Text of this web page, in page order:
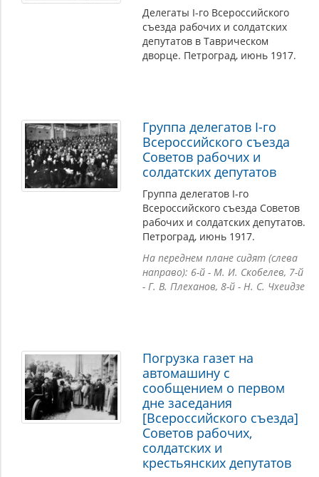
Делегаты I-го Всероссийского
съезда рабочих и солдатских
депутатов в Таврическом
дворце. Петроград, июнь 1917.
Группа делегатов I-го
Всероссийского съезда
Советов рабочих и
солдатских депутатов
Группа делегатов I-го
Всероссийского съезда Советов
рабочих и солдатских депутатов.
Петроград, июнь 1917.
На переднем плане сидят (слева
направо): 6-й - М. И. Скобелев, 7-й
- Г. В. Плеханов, 8-й - Н. С. Чхеидзе
Погрузка газет на
автомашину с
сообщением о первом
дне заседания
[Всероссийского съезда]
Советов рабочих,
солдатских и
крестьянских депутатов